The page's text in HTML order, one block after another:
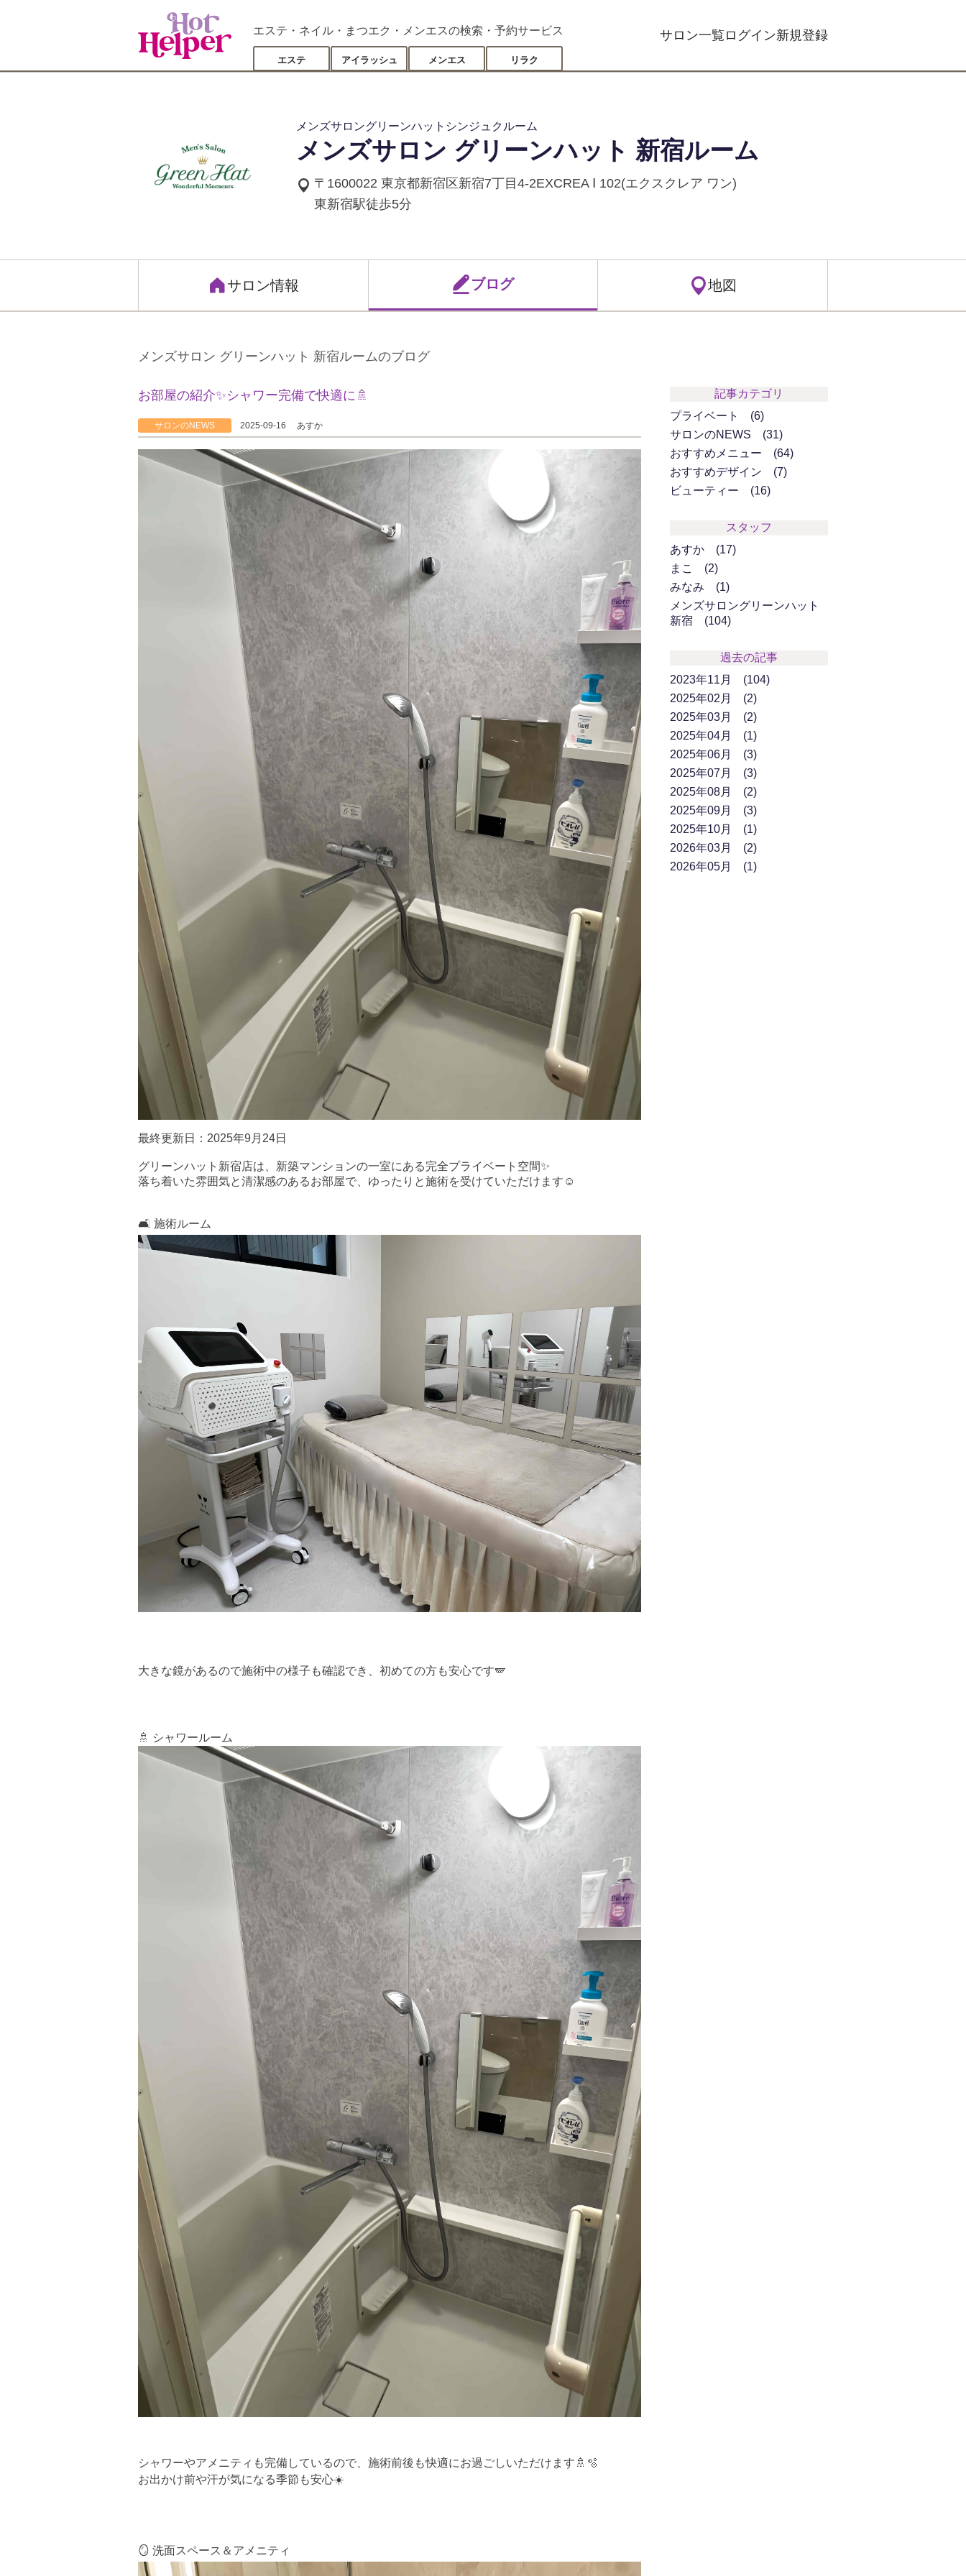
エステ・ネイル・まつエク・メンエスの検索・予約サービス
エステ アイラッシュ メンエス リラク
サロン一覧 ログイン新規登録
メンズサロングリーンハットシンジュクルーム
メンズサロン グリーンハット 新宿ルーム
〒1600022 東京都新宿区新宿7丁目4-2EXCREA Ⅰ 102(エクスクレア ワン)
東新宿駅徒歩5分
サロン情報 ブログ 地図
メンズサロン グリーンハット 新宿ルームのブログ
お部屋の紹介✨シャワー完備で快適に🚿
サロンのNEWS 2025-09-16 あすか
最終更新日：2025年9月24日
グリーンハット新宿店は、新築マンションの一室にある完全プライベート空間✨
落ち着いた雰囲気と清潔感のあるお部屋で、ゆったりと施術を受けていただけます☺️
🛋️ 施術ルーム
大きな鏡があるので施術中の様子も確認でき、初めての方も安心です🪽
🚿 シャワールーム
シャワーやアメニティも完備しているので、施術前後も快適にお過ごしいただけます🚿🫧
お出かけ前や汗が気になる季節も安心☀️
🪞 洗面スペース＆アメニティ
記事カテゴリ
プライベート
6
サロンのNEWS
31
おすすめメニュー
64
おすすめデザイン
7
ビューティー
16
スタッフ
あすか
17
まこ
2
みなみ
1
メンズサロングリーンハット
新宿
104
過去の記事
2023年11月
104
2025年02月
2
2025年03月
2
2025年04月
1
2025年06月
3
2025年07月
3
2025年08月
2
2025年09月
3
2025年10月
1
2026年03月
2
2026年05月
1